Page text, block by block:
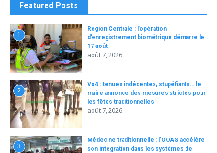
Featured Posts
1
Région Centrale : l’opération
d’enregistrement biométrique démarre le
17 août
août 7, 2026
2
Vo4 : tenues indécentes, stupéfiants… le
maire annonce des mesures strictes pour
les fêtes traditionnelles
août 7, 2026
3
Médecine traditionnelle : l’OOAS accélère
son intégration dans les systèmes de